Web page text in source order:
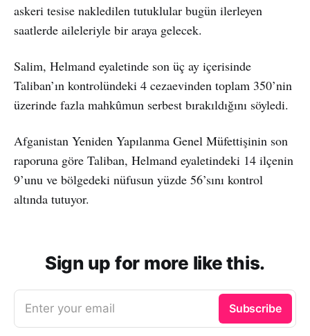
askeri tesise nakledilen tutuklular bugün ilerleyen
saatlerde aileleriyle bir araya gelecek.
Salim, Helmand eyaletinde son üç ay içerisinde
Taliban’ın kontrolündeki 4 cezaevinden toplam 350’nin
üzerinde fazla mahkûmun serbest bırakıldığını söyledi.
Afganistan Yeniden Yapılanma Genel Müfettişinin son
raporuna göre Taliban, Helmand eyaletindeki 14 ilçenin
9’unu ve bölgedeki nüfusun yüzde 56’sını kontrol
altında tutuyor.
Sign up for more like this.
Enter your email Subscribe